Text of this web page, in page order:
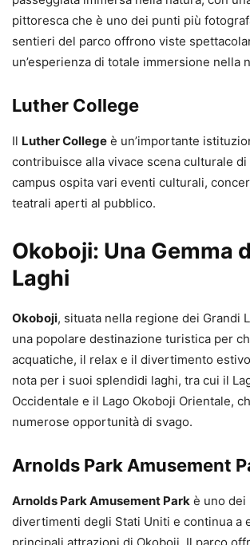
pittoresca che è uno dei punti più
sentieri del parco offrono viste
un’esperienza di totale immersione nella
Luther College
Il Luther College è un’importante
contribuisce alla vivace scena culturale di
campus ospita vari eventi culturali,
teatrali aperti al pubblico.
Okoboji: Una Gemma
Laghi
Okoboji, situata nella regione dei Grandi
una popolare destinazione turistica per
acquatiche, il relax e il divertimento
nota per i suoi splendidi laghi, tra cui il
Occidentale e il Lago Okoboji Orientale,
numerose opportunità di svago.
Arnolds Park Amusement
Arnolds Park Amusement Park è uno dei
divertimenti degli Stati Uniti e continua a